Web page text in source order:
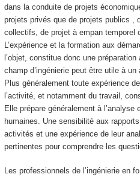
dans la conduite de projets
projets privés que de projets publics ,
collectifs, de projet à empan temporel
L’expérience et la formation aux
l’objet, constitue donc une préparation
champ d’ingénierie peut être utile à un
Plus généralement toute expérience
l’activité, et notamment du travail,
Elle prépare généralement à
humaines. Une sensibilité aux
activités et une expérience de leur
pertinentes pour comprendre les
Les professionnels de l’ingénierie en